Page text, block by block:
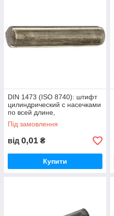
DIN 1473 (ISO 8740): штифт
цилиндрический с насечками
по всей длине,
нержавеющая сталь А1 (AISI
301)
Під замовлення
від 0,01 ₴
Купити